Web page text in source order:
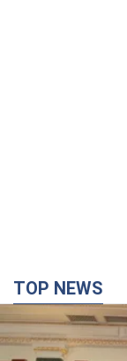
TOP NEWS